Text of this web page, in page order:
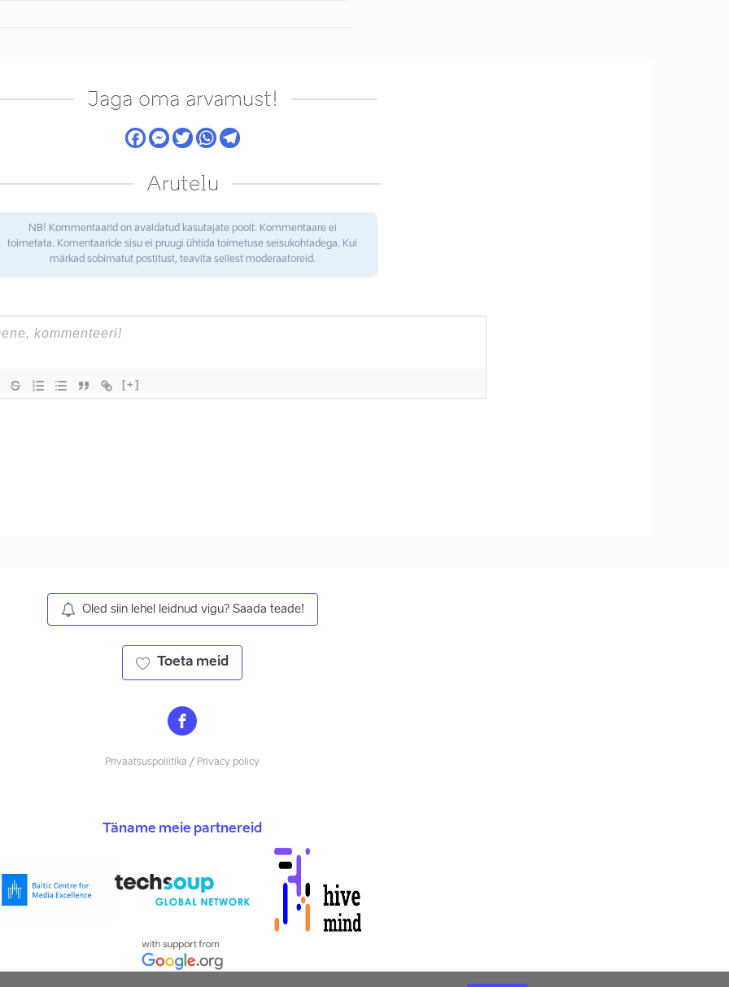
Jaga oma arvamust!
Arutelu
NB! Kommentaarid on avaldatud kasutajate poolt. Kommentaare ei
toimetata. Komentaaride sisu ei pruugi ühtida toimetuse seisukohtadega. Kui
märkad sobimatut postitust, teavita sellest moderaatoreid.
[+]
Oled siin lehel leidnud vigu? Saada teade!
Toeta meid
Privaatsuspoliitika / Privacy policy
Täname meie partnereid